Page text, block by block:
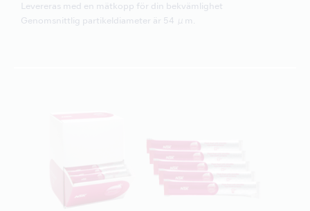
Levereras med en mätkopp för din bekvämlighet
Genomsnittlig partikeldiameter är 54 μm.